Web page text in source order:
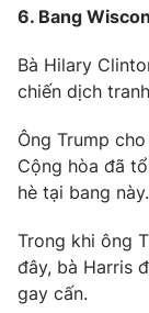
6. Bang
Bà Hilary
chiến dịch
Ông Trump
Cộng hòa đã
hè tại bang này.
Trong khi ông
đây, bà Harris
gay cấn.